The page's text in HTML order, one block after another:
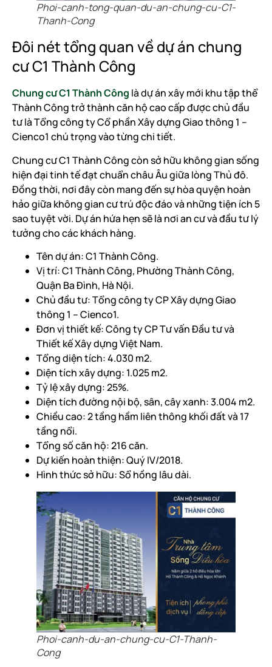
Phoi-canh-tong-quan-du-an-chung-cu-C1-
Thanh-Cong
Đôi nét tổng quan về dự án chung
cư C1 Thành Công
Chung cư C1 Thành Công là dự án xây mới khu tập thể
Thành Công trở thành căn hộ cao cấp được chủ đầu
tư là Tổng công ty Cổ phần Xây dựng Giao thông 1 –
Cienco1 chú trọng vào từng chi tiết.
Chung cư C1 Thành Công còn sở hữu không gian sống
hiện đại tinh tế đạt chuẩn châu Âu giữa lòng Thủ đô.
Đồng thời, nơi đây còn mang đến sự hòa quyện hoàn
hảo giữa không gian cư trú độc đáo và những tiện ích 5
sao tuyệt vời. Dự án hứa hẹn sẽ là nơi an cư và đầu tư lý
tưởng cho các khách hàng.
Tên dự án: C1 Thành Công.
Vị trí: C1 Thành Công, Phường Thành Công,
Quận Ba Đình, Hà Nội.
Chủ đầu tư: Tổng công ty CP Xây dựng Giao
thông 1 – Cienco1.
Đơn vị thiết kế: Công ty CP Tư vấn Đầu tư và
Thiết kế Xây dựng Việt Nam.
Tổng diện tích: 4.030 m2.
Diện tích xây dựng: 1.025 m2.
Tỷ lệ xây dựng: 25%.
Diện tích đường nội bộ, sân, cây xanh: 3.004 m2.
Chiều cao: 2 tầng hầm liên thông khối đất và 17
tầng nổi.
Tổng số căn hộ: 216 căn.
Dự kiến hoàn thiện: Quý IV/2018.
Hình thức sở hữu: Sổ hồng lâu dài.
Phoi-canh-du-an-chung-cu-C1-Thanh-
Cong